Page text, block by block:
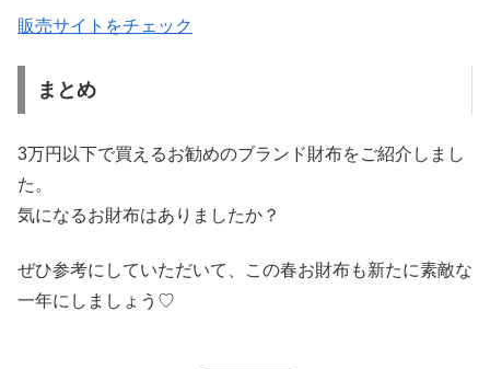
販売サイトをチェック
まとめ
3万円以下で買えるお勧めのブランド財布をご紹介しまし
た。
気になるお財布はありましたか？
ぜひ参考にしていただいて、この春お財布も新たに素敵な
一年にしましょう♡